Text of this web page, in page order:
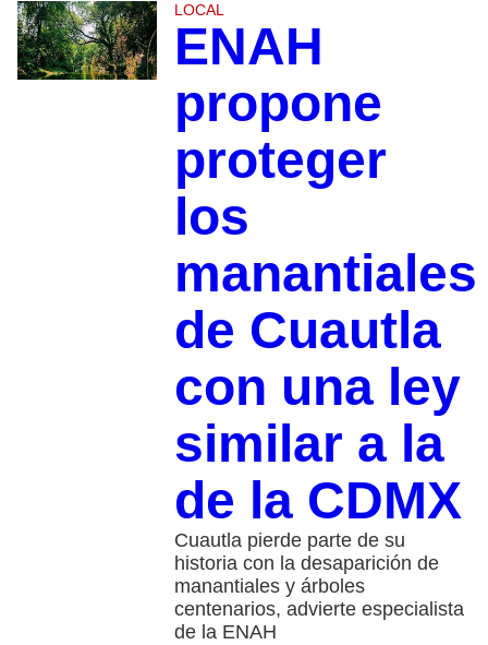
LOCAL
ENAH
propone
proteger
los
manantiales
de Cuautla
con una ley
similar a la
de la CDMX
Cuautla pierde parte de su
historia con la desaparición de
manantiales y árboles
centenarios, advierte especialista
de la ENAH